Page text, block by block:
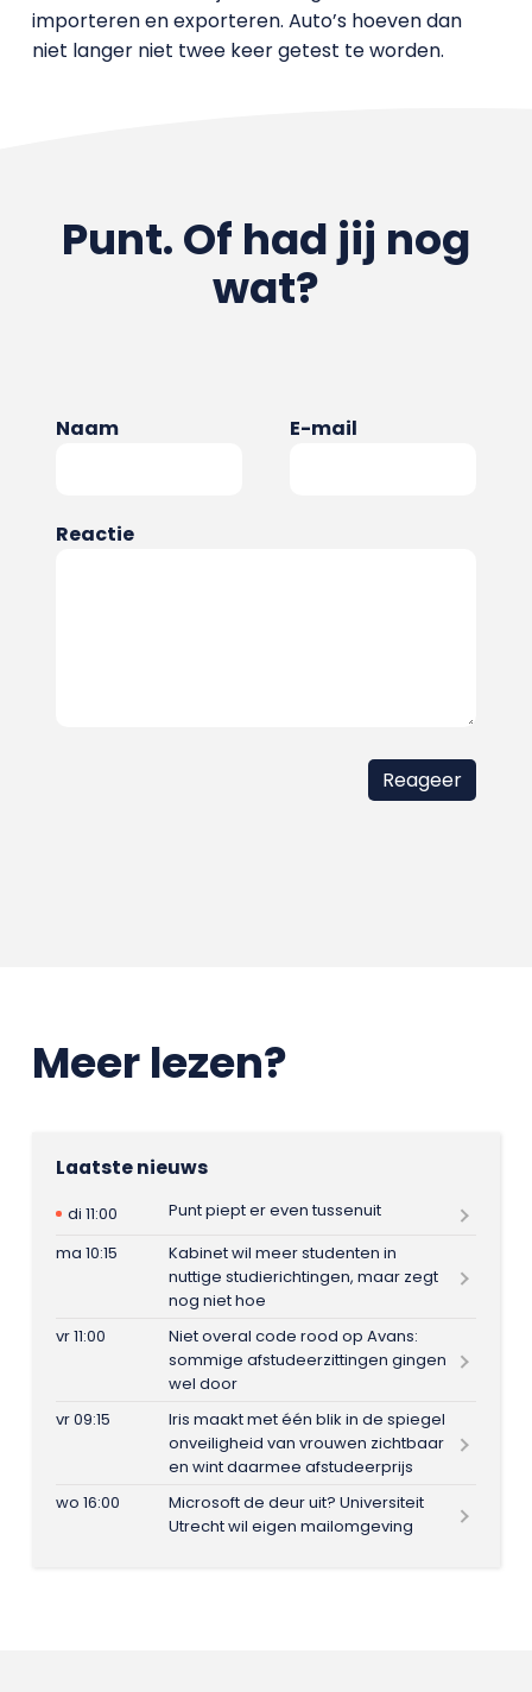
importeren en exporteren. Auto’s hoeven dan
niet langer niet twee keer getest te worden.
Punt. Of had jij nog
wat?
Naam E-mail
Reactie
Meer lezen?
Laatste nieuws
di 11:00
Punt piept er even tussenuit
ma 10:15
Kabinet wil meer studenten in
nuttige studierichtingen, maar zegt
nog niet hoe
vr 11:00
Niet overal code rood op Avans:
sommige afstudeerzittingen gingen
wel door
vr 09:15
Iris maakt met één blik in de spiegel
onveiligheid van vrouwen zichtbaar
en wint daarmee afstudeerprijs
wo 16:00
Microsoft de deur uit? Universiteit
Utrecht wil eigen mailomgeving